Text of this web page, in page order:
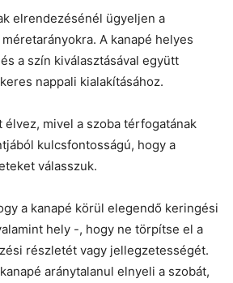
elrendezésénél ügyeljen a
A kanapé helyes
a szín kiválasztásával együtt
nappali kialakításához.
mivel a szoba térfogatának
kulcsfontosságú, hogy a
válasszuk.
a kanapé körül elegendő keringési
hely -, hogy ne törpítse el a
részletét vagy jellegzetességét.
aránytalanul elnyeli a szobát,